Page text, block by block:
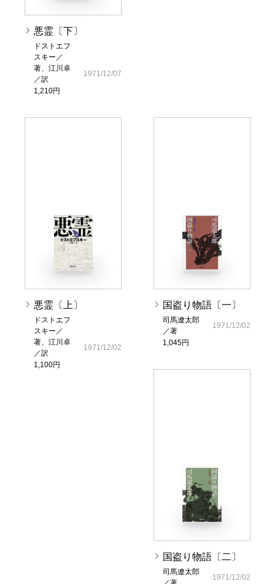
悪霊〔下〕
ドストエフ
スキー／
著、江川卓
／訳
1,210円
1971/12/07
悪霊〔上〕
ドストエフ
スキー／
著、江川卓
／訳
1,100円
1971/12/02
国盗り物語〔一〕
司馬遼太郎
／著
1,045円
1971/12/02
国盗り物語〔二〕
司馬遼太郎
1971/12/02